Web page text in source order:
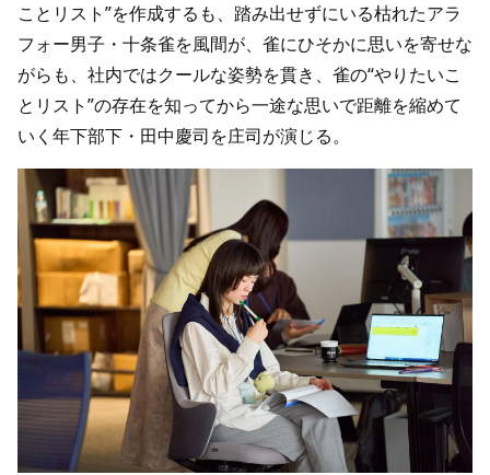
ことリスト”を作成するも、踏み出せずにいる枯れたアラ
フォー男子・十条雀を風間が、雀にひそかに思いを寄せな
がらも、社内ではクールな姿勢を貫き、雀の“やりたいこ
とリスト”の存在を知ってから一途な思いで距離を縮めて
いく年下部下・田中慶司を庄司が演じる。